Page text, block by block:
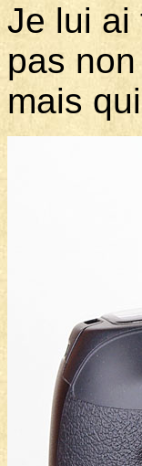
Je lui ai
pas
mais